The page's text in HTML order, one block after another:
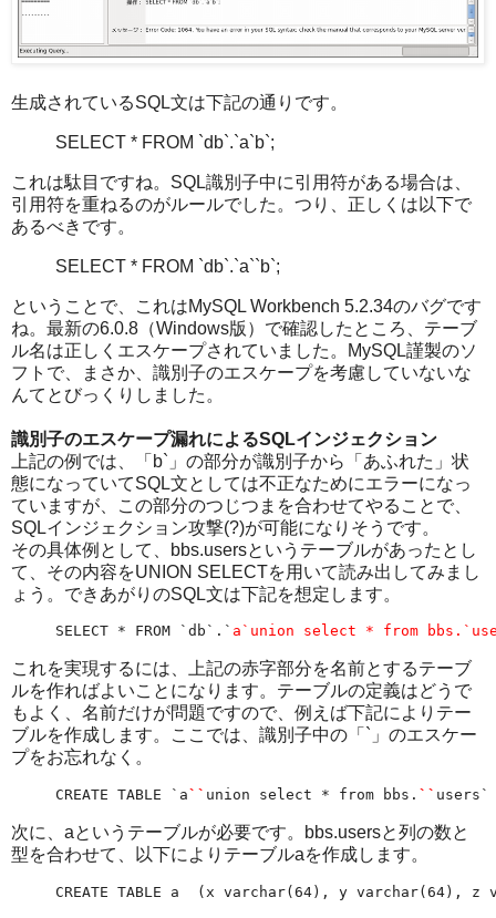
生成されているSQL文は下記の通りです。
SELECT * FROM `db`.`a`b`;
これは駄目ですね。SQL識別子中に引用符がある場合は、
引用符を重ねるのがルールでした。つり、正しくは以下で
あるべきです。
SELECT * FROM `db`.`a``b`;
ということで、これはMySQL Workbench 5.2.34のバグです
ね。最新の6.0.8（Windows版）で確認したところ、テーブ
ル名は正しくエスケープされていました。MySQL謹製のソ
フトで、まさか、識別子のエスケープを考慮していないな
んてとびっくりしました。
識別子のエスケープ漏れによるSQLインジェクション
上記の例では、「b`」の部分が識別子から「あふれた」状
態になっていてSQL文としては不正なためにエラーになっ
ていますが、この部分のつじつまを合わせてやることで、
SQLインジェクション攻撃(?)が可能になりそうです。
その具体例として、bbs.usersというテーブルがあったとし
て、その内容をUNION SELECTを用いて読み出してみまし
ょう。できあがりのSQL文は下記を想定します。
SELECT * FROM `db`.` a`union select * from
これを実現するには、上記の赤字部分を名前とするテーブ
ルを作ればよいことになります。テーブルの定義はどうで
もよく、名前だけが問題ですので、例えば下記によりテー
ブルを作成します。ここでは、識別子中の「`」のエスケー
プをお忘れなく。
CREATE TABLE `a`` union select * from bbs. ``
次に、aというテーブルが必要です。bbs.usersと列の数と
型を合わせて、以下によりテーブルaを作成します。
CREATE TABLE a  (x varchar(64), y varchar(64), z